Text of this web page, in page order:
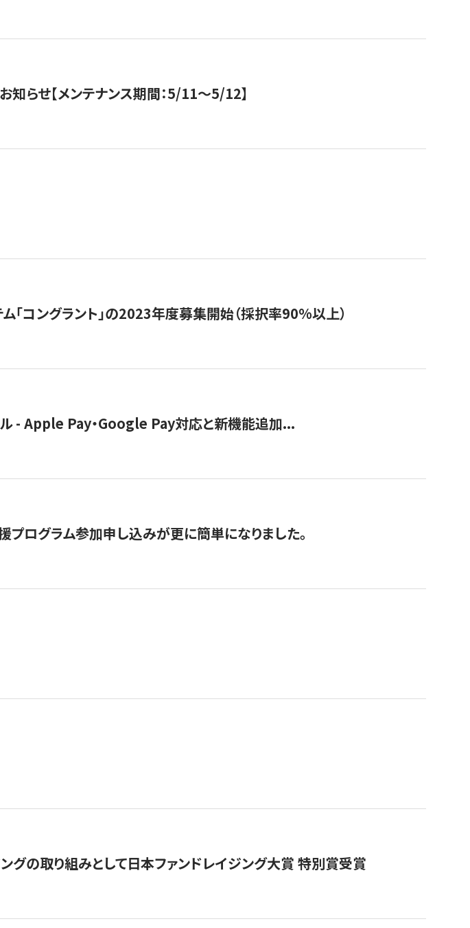
らせ【メンテナンス期間：5/11～5/12】
コングラント」の2023年度募集開始（採択率90%以上）
ル - Apple Pay・Google Pay対応と新機能追加...
プログラム参加申し込みが更に簡単になりました。
グの取り組みとして日本ファンドレイジング大賞 特別賞受賞